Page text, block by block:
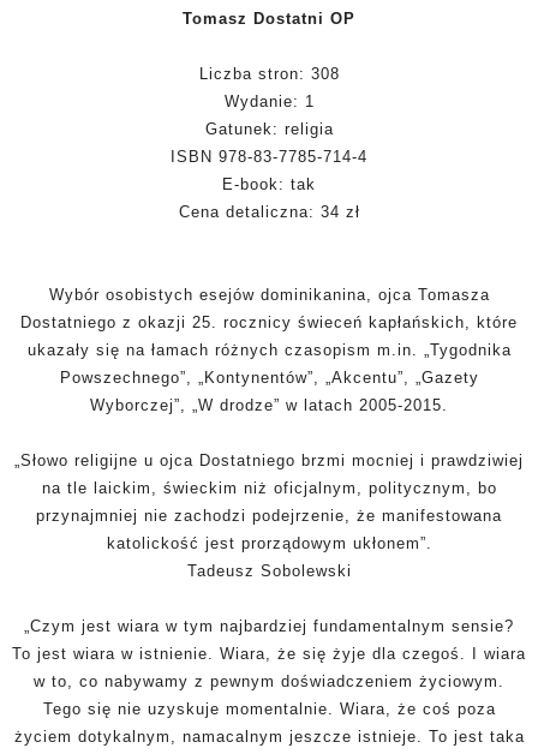
Tomasz Dostatni OP
Liczba stron: 308
Wydanie: 1
Gatunek: religia
ISBN 978-83-7785-714-4
E-book: tak
Cena detaliczna: 34 zł
Wybór osobistych esejów dominikanina, ojca Tomasza
Dostatniego z okazji 25. rocznicy świeceń kapłańskich, które
ukazały się na łamach różnych czasopism m.in. „Tygodnika
Powszechnego”, „Kontynentów”, „Akcentu”, „Gazety
Wyborczej”, „W drodze” w latach 2005-2015.
„Słowo religijne u ojca Dostatniego brzmi mocniej i prawdziwiej
na tle laickim, świeckim niż oficjalnym, politycznym, bo
przynajmniej nie zachodzi podejrzenie, że manifestowana
katolickość jest prorządowym ukłonem”.
Tadeusz Sobolewski
„Czym jest wiara w tym najbardziej fundamentalnym sensie?
To jest wiara w istnienie. Wiara, że się żyje dla czegoś. I wiara
w to, co nabywamy z pewnym doświadczeniem życiowym.
Tego się nie uzyskuje momentalnie. Wiara, że coś poza
życiem dotykalnym, namacalnym jeszcze istnieje. To jest taka